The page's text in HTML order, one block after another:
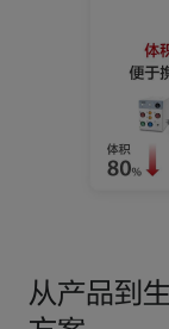
从产品到